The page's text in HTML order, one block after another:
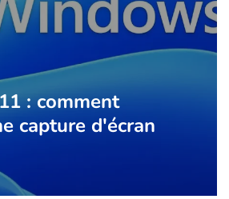
: comment
capture d'écran